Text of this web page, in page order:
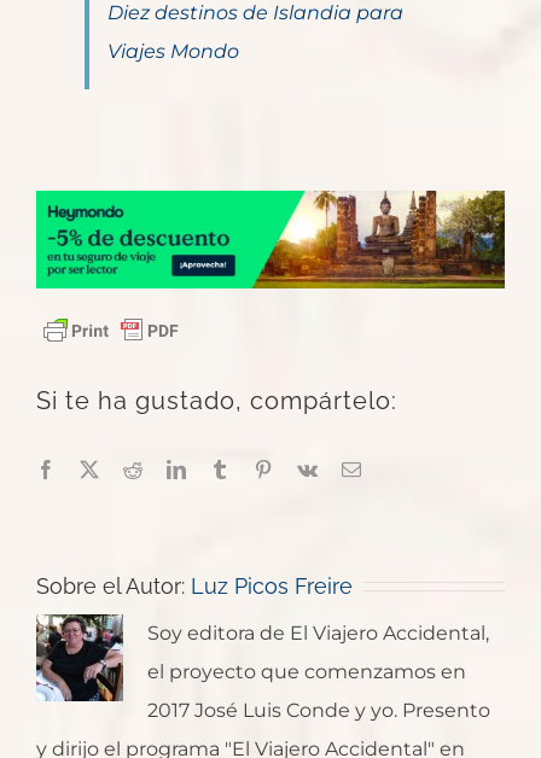
Diez destinos de Islandia para
Viajes Mondo
Si te ha gustado, compártelo:
Facebook RedditLinkedInTumblr Pinterest
Vk
Correo
Sobre el Autor: Luz Picos Freire
Soy editora de El Viajero Accidental,
el proyecto que comenzamos en
2017 José Luis Conde y yo. Presento
y dirijo el programa "El Viajero Accidental" en